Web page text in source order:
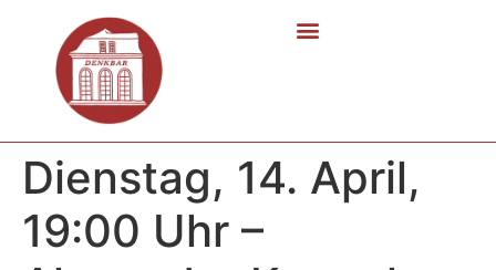
Dienstag, 14. April,
19:00 Uhr –